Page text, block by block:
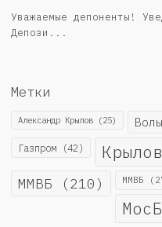
Уважаемые депоненты!
Депози...
Метки
Александр Крылов (25)
Газпром (42)
ММВБ (210) ММВБ